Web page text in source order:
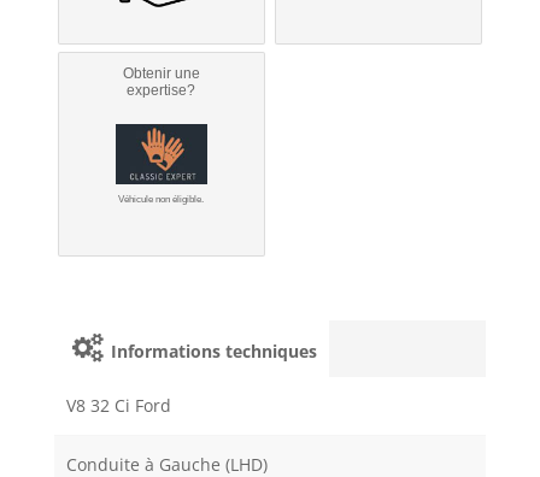
Obtenir une
expertise?
Véhicule non éligible.
Informations techniques
V8 32 Ci Ford
Conduite à Gauche (LHD)